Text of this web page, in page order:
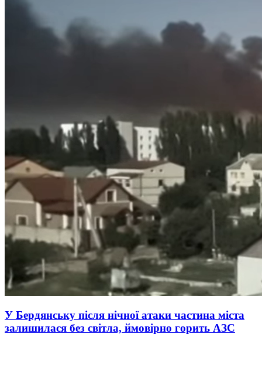
У Бердянську після нічної атаки частина міста
залишилася без світла, ймовірно горить АЗС